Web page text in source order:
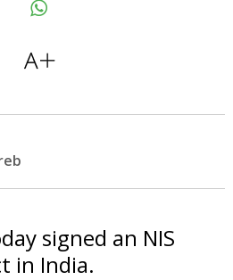
signed an NIS
in India.